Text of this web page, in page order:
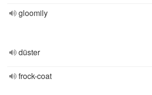
gloomily
düster
frock-coat